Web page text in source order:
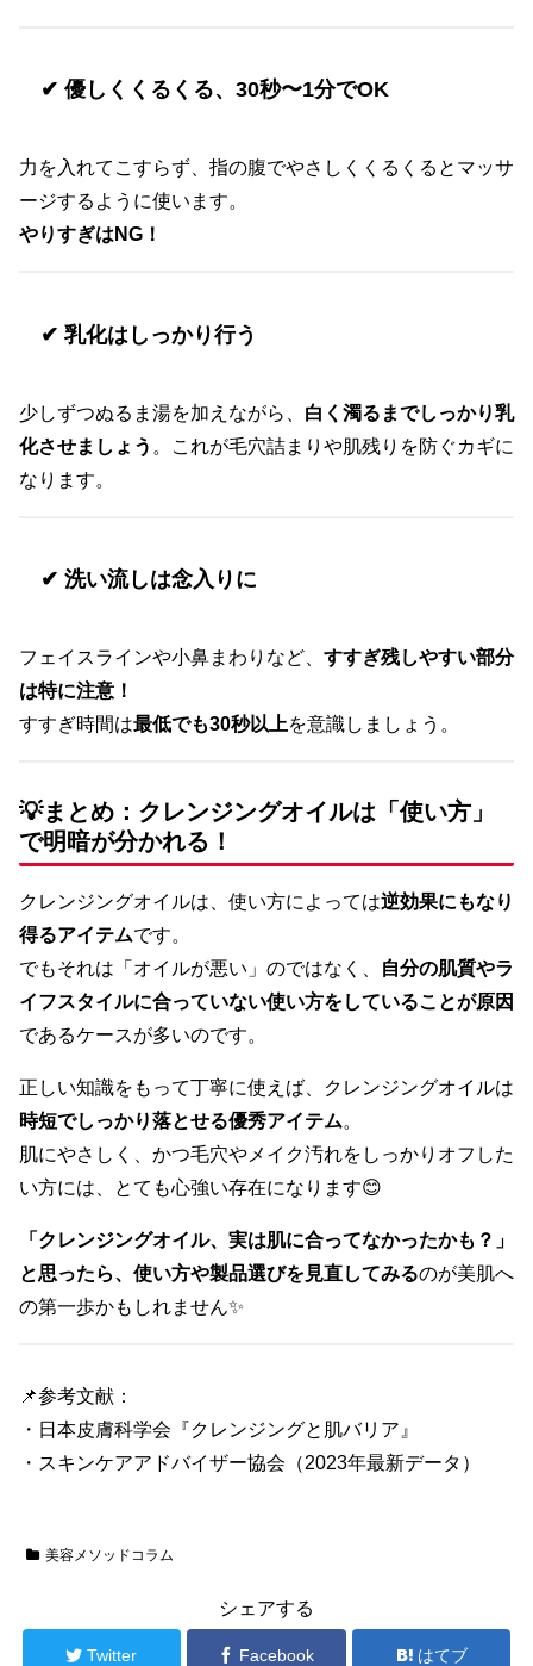
✔ 優しくくるくる、30秒〜1分でOK
力を入れてこすらず、指の腹でやさしくくるくるとマッサ
ージするように使います。
やりすぎはNG！
✔ 乳化はしっかり行う
少しずつぬるま湯を加えながら、 白く濁るまでしっかり乳
化させましょう 。これが毛穴詰まりや肌残りを防ぐカギに
なります。
✔ 洗い流しは念入りに
フェイスラインや小鼻まわりなど、 すすぎ残しやすい部分
は特に注意！
すすぎ時間は最低でも30秒以上を意識しましょう。
💡まとめ：クレンジングオイルは「使い方」
で明暗が分かれる！
クレンジングオイルは、使い方によっては逆効果にもなり
得るアイテムです。
でもそれは「オイルが悪い」のではなく、
自分の肌質やラ
イフスタイルに合っていない使い方をしていることが原因
であるケースが多いのです。
正しい知識をもって丁寧に使えば、クレンジングオイルは
時短でしっかり落とせる優秀アイテム。
肌にやさしく、かつ毛穴やメイク汚れをしっかりオフした
い方には、とても心強い存在になります😊
「クレンジングオイル、実は肌に合ってなかったかも？」
と思ったら、使い方や製品選びを見直してみるのが美肌へ
の第一歩かもしれません✨
📌参考文献：
・日本皮膚科学会『クレンジングと肌バリア』
・スキンケアアドバイザー協会（2023年最新データ）
美容メソッドコラム
シェアする
Twitter Facebook はてブ